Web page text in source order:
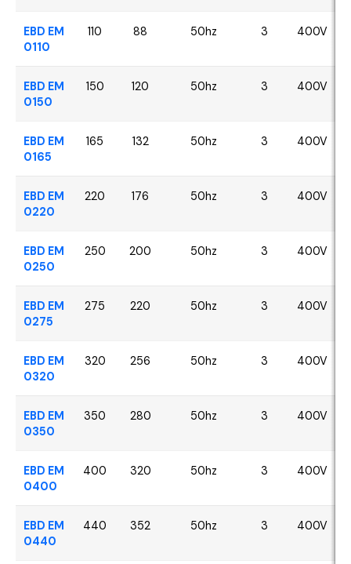
EBD EM
0110
110 88 50hz 3 400V
EBD EM
0150
150 120 50hz 3 400V
EBD EM
0165
165 132 50hz 3 400V
EBD EM
0220
220 176 50hz 3 400V
EBD EM
0250
250 200 50hz 3 400V
EBD EM
0275
275 220 50hz 3 400V
EBD EM
0320
320 256 50hz 3 400V
EBD EM
0350
350 280 50hz 3 400V
EBD EM
0400
400 320 50hz 3 400V
EBD EM
0440
440 352 50hz 3 400V